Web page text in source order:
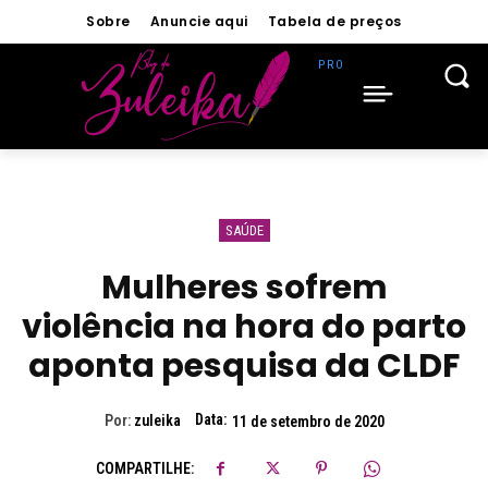
Sobre Anuncie aqui Tabela de preços
SAÚDE
Mulheres sofrem
violência na hora do parto
aponta pesquisa da CLDF
Por: zuleika Data: 11 de setembro de 2020
COMPARTILHE: